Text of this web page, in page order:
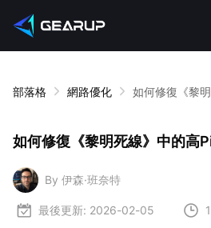
部落格 網路優化 如何修復《黎
如何修復《黎明死線》中的高
By 伊森·班奈特
最後更新: 2026-02-05